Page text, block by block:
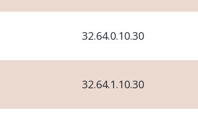
32.64.0.10.30
32.64.1.10.30